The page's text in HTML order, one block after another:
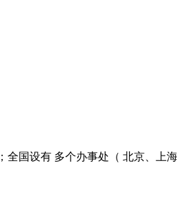
全国设有 多个办事处（ 北京、上